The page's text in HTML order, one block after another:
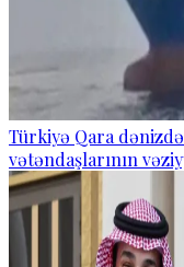
Türkiyə Qara
vətəndaşlarının